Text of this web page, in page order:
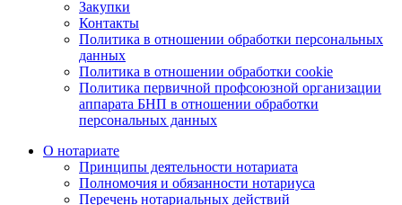
Закупки
Контакты
Политика в отношении обработки персональных
данных
Политика в отношении обработки cookie
Политика первичной профсоюзной организации
аппарата БНП в отношении обработки
персональных данных
О нотариате
Принципы деятельности нотариата
Полномочия и обязанности нотариуса
Перечень нотариальных действий